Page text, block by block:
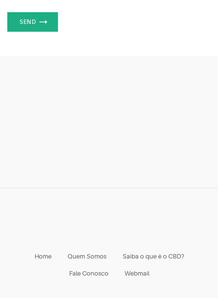
Home Quem Somos Saiba o que é o CBD?
Fale Conosco Webmail